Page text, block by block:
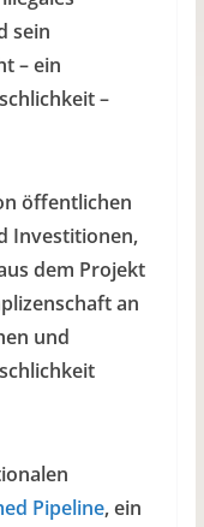
sein
– ein
–
öffentlichen
Investitionen,
dem Projekt
an
und
Pipeline, ein